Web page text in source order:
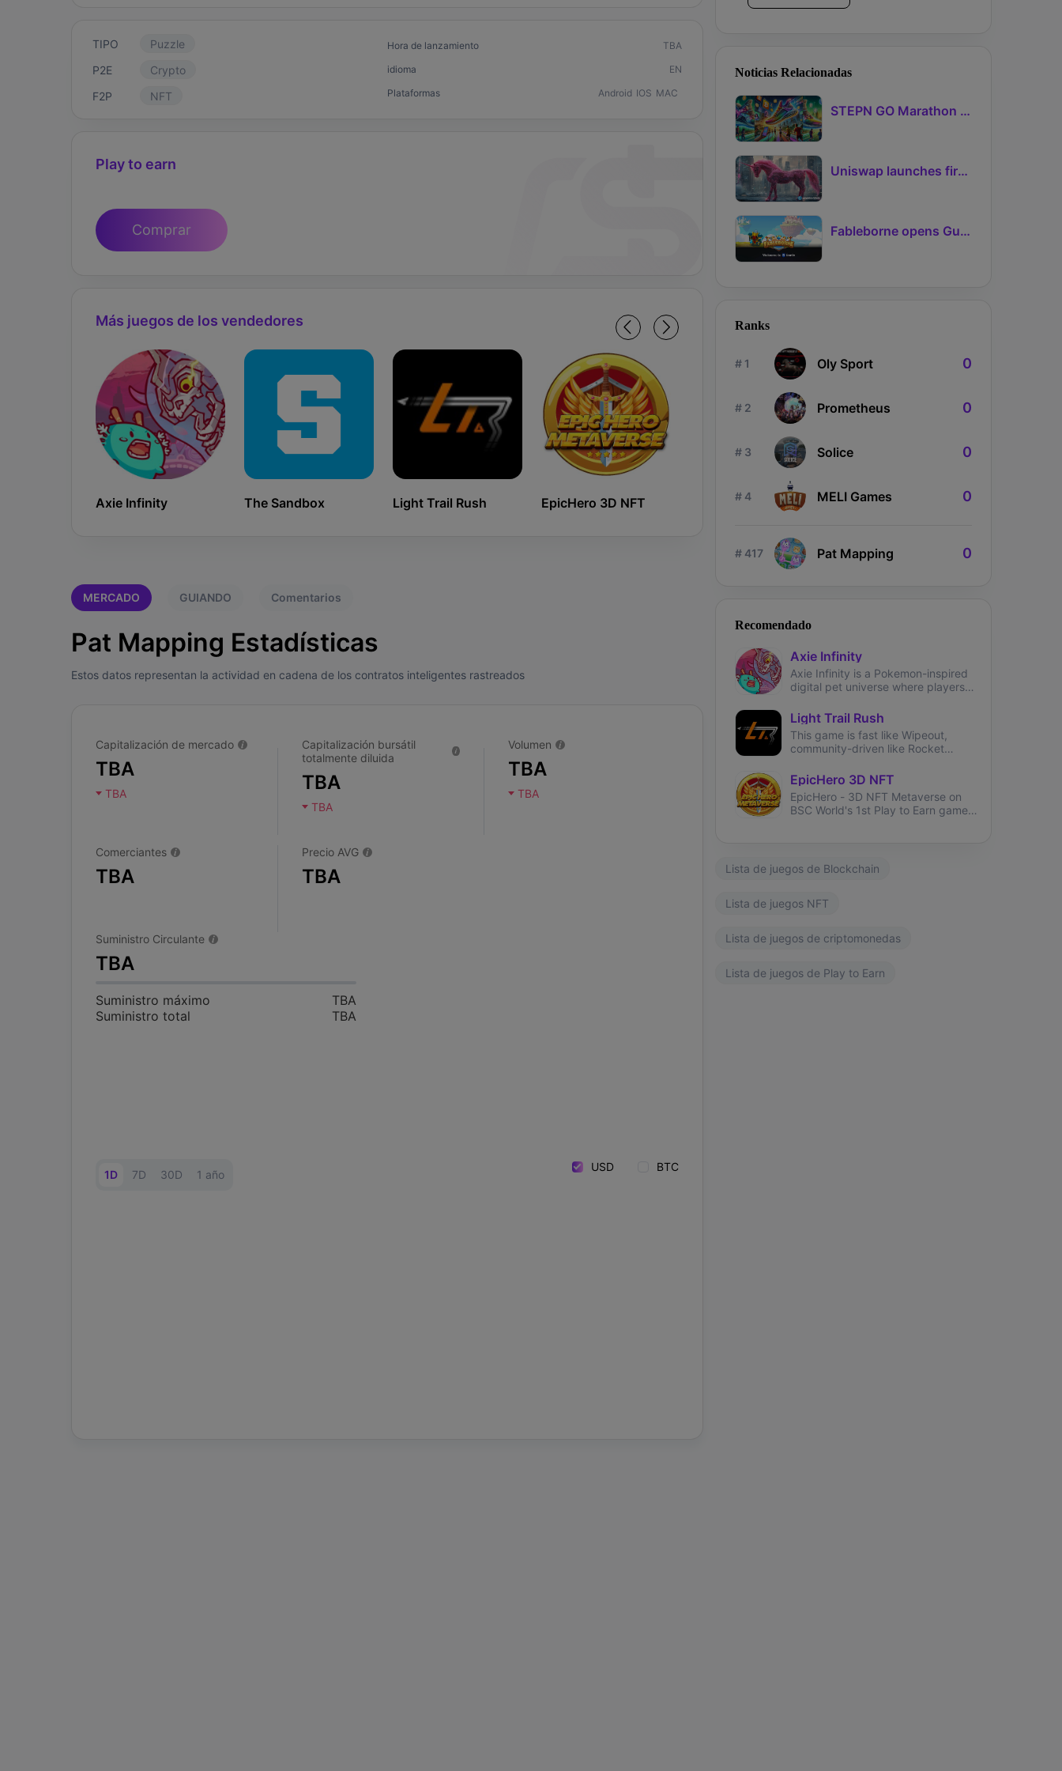
TIPO
Puzzle
P2E
Crypto
F2P
NFT
Hora de lanzamiento
TBA
idioma
EN
Plataformas
Android IOS MAC
Play to earn
Comprar
Más juegos de los vendedores
Axie Infinity The Sandbox Light Trail Rush EpicHero 3D NFT Kingdom Karnage The Fabled
MERCADO GUIANDO Comentarios
Pat Mapping Estadísticas
Estos datos representan la actividad en cadena de los contratos inteligentes rastreados
Capitalización de mercado
TBA
TBA
Capitalización bursátil
totalmente diluida
TBA
TBA
Volumen
TBA
TBA
Comerciantes
TBA
Precio AVG
TBA
Suministro Circulante
TBA
Suministro máximo
TBA
Suministro total
TBA
1D 7D 30D 1 año
USD BTC
Noticias Relacionadas
STEPN GO Marathon Challenge Season 3: Sign-Ups Live With Teams and Missed-Day Insurance
Uniswap launches first Robinhood Chain launchpad
Fableborne opens Guild signups for Season 5 as Guilds 2.0 lifts the prize pool to 95%
Ranks
# 1 Oly Sport 0
# 2 Prometheus 0
# 3 Solice 0
# 4 MELI Games 0
# 417 Pat Mapping 0
Recomendado
Axie Infinity
Axie Infinity is a Pokemon-inspired
digital pet universe where players
fantasy creatures called Axies.
Light Trail Rush
This game is fast like Wipeout,
community-driven like Rocket
tracks like TrackMania.
EpicHero 3D NFT
EpicHero - 3D NFT Metaverse on
BSC World's 1st Play to Earn game
Lista de juegos de Blockchain
Lista de juegos NFT
Lista de juegos de criptomonedas
Lista de juegos de Play to Earn